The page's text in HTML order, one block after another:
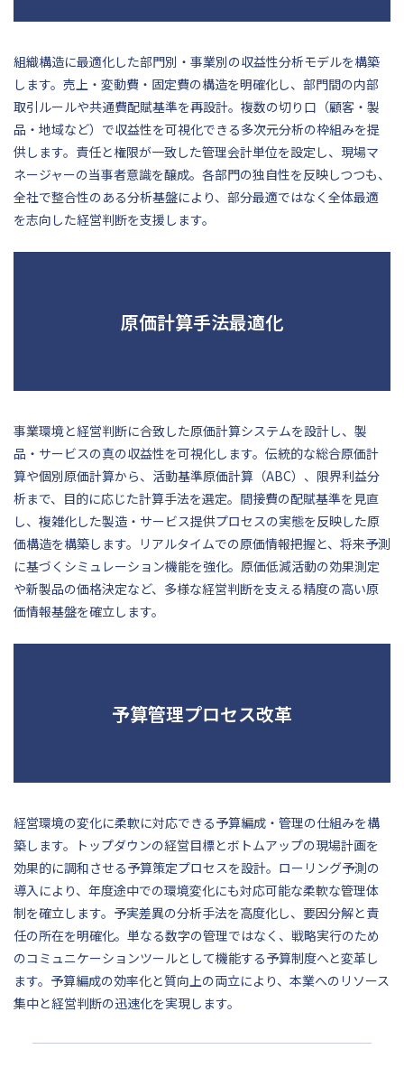
組織構造に最適化した部門別・事業別の収益性分析モデルを構築
します。売上・変動費・固定費の構造を明確化し、部門間の内部
取引ルールや共通費配賦基準を再設計。複数の切り口（顧客・製
品・地域など）で収益性を可視化できる多次元分析の枠組みを提
供します。責任と権限が一致した管理会計単位を設定し、現場マ
ネージャーの当事者意識を醸成。各部門の独自性を反映しつつも、
全社で整合性のある分析基盤により、部分最適ではなく全体最適
を志向した経営判断を支援します。
原価計算手法最適化
事業環境と経営判断に合致した原価計算システムを設計し、製
品・サービスの真の収益性を可視化します。伝統的な総合原価計
算や個別原価計算から、活動基準原価計算（ABC）、限界利益分
析まで、目的に応じた計算手法を選定。間接費の配賦基準を見直
し、複雑化した製造・サービス提供プロセスの実態を反映した原
価構造を構築します。リアルタイムでの原価情報把握と、将来予測
に基づくシミュレーション機能を強化。原価低減活動の効果測定
や新製品の価格決定など、多様な経営判断を支える精度の高い原
価情報基盤を確立します。
予算管理プロセス改革
経営環境の変化に柔軟に対応できる予算編成・管理の仕組みを構
築します。トップダウンの経営目標とボトムアップの現場計画を
効果的に調和させる予算策定プロセスを設計。ローリング予測の
導入により、年度途中での環境変化にも対応可能な柔軟な管理体
制を確立します。予実差異の分析手法を高度化し、要因分解と責
任の所在を明確化。単なる数字の管理ではなく、戦略実行のため
のコミュニケーションツールとして機能する予算制度へと変革し
ます。予算編成の効率化と質向上の両立により、本業へのリソース
集中と経営判断の迅速化を実現します。